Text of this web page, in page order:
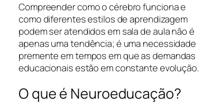
Compreender como o cérebro funciona e
como diferentes estilos de aprendizagem
podem ser atendidos em sala de aula não é
apenas uma tendência; é uma necessidade
premente em tempos em que as demandas
educacionais estão em constante evolução.
O que é Neuroeducação?